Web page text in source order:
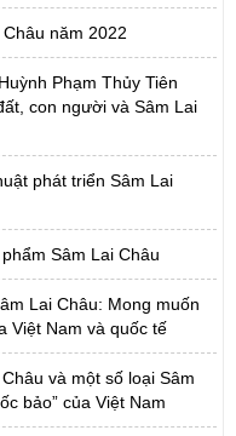
năm 2022
Phạm Thủy Tiên
con người và Sâm Lai
phát triển Sâm Lai
Sâm Lai Châu
Lai Châu: Mong muốn
Việt Nam và quốc tế
và một số loại Sâm
bảo” của Việt Nam